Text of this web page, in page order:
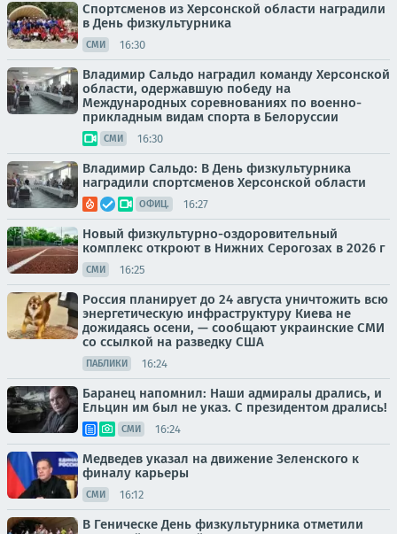
Спортсменов из Херсонской области наградили
в День физкультурника
СМИ 16:30
Владимир Сальдо наградил команду Херсонской
области, одержавшую победу на
Международных соревнованиях по военно-
прикладным видам спорта в Белоруссии
СМИ 16:30
Владимир Сальдо: В День физкультурника
наградили спортсменов Херсонской области
ОФИЦ. 16:27
Новый физкультурно-оздоровительный
комплекс откроют в Нижних Серогозах в 2026 г
СМИ 16:25
Россия планирует до 24 августа уничтожить всю
энергетическую инфраструктуру Киева не
дожидаясь осени, — сообщают украинские СМИ
со ссылкой на разведку США
ПАБЛИКИ 16:24
Баранец напомнил: Наши адмиралы дрались, и
Ельцин им был не указ. С президентом дрались!
СМИ 16:24
Медведев указал на движение Зеленского к
финалу карьеры
СМИ 16:12
В Геническе День физкультурника отметили